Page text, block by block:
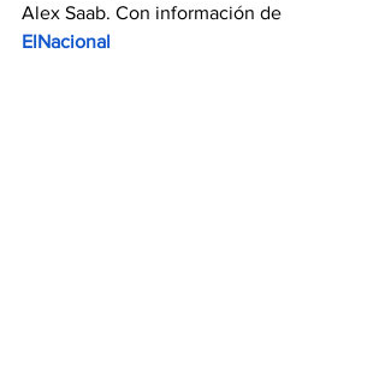
Alex Saab. Con información de
ElNacional